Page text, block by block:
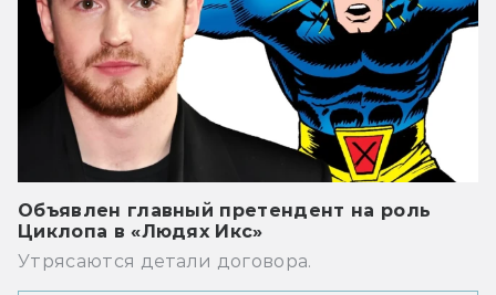
Объявлен главный претендент на роль
Циклопа в «Людях Икс»
Утрясаются детали договора.